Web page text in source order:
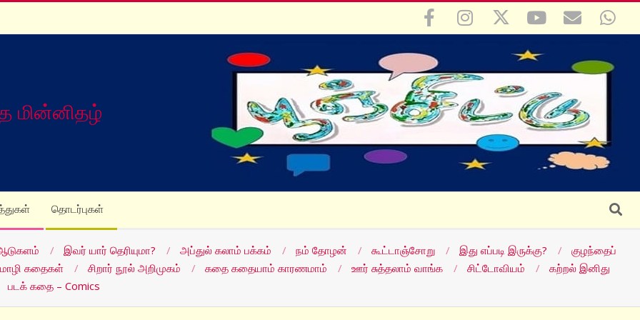
மின்னிதழ்
தொடர்புகள் Search
இவர் யார் தெரியுமா? அப்துல் கலாம் பக்கம் நம் தோழன் கூட்டாஞ்சோறு இது எப்படி இருக்கு?
குழந்தைப்
கதைகள் சிறார் நூல் அறிமுகம் கதை கதையாம் காரணமாம் ஊர் சுத்தலாம் வாங்க சிட்டோவியம்
கற்றல் இனிது
படக் கதை – Comics